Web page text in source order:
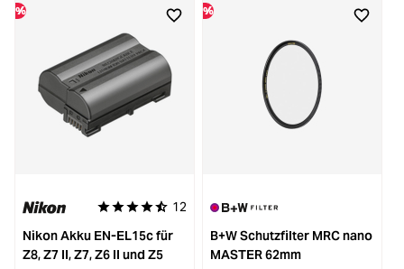
%
Durchschnittliche Bewertung von 4.8 von 5 Sternen
12
Nikon Akku EN-EL15c für
Z8, Z7 II, Z7, Z6 II und Z5
%
B+W Schutzfilter MRC nano
MASTER 62mm